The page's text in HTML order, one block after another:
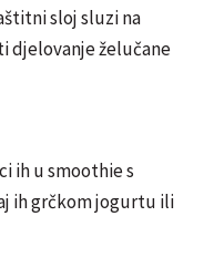
sloj sluzi na
djelovanje želučane
ih u smoothie s
ih grčkom jogurtu ili